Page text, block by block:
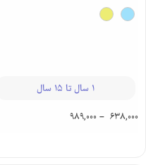
1 سال تا 15 سال
638,000
–
989,000